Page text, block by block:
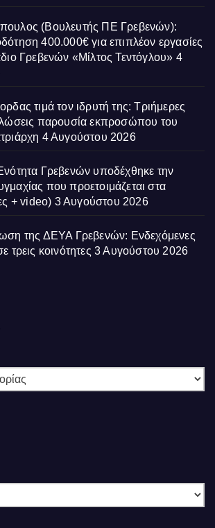
(Βουλευτής ΠΕ Γρεβενών):
400.000€ για επιπλέον εργασίες
Γρεβενών «Μίλτος Τεντόγλου» 4
τιμά τον ιδρυτή της: Τριήμερες
παρουσία εκπροσώπου του
4 Αυγούστου 2026
Γρεβενών υποδέχθηκε την
που προετοιμάζεται στα
+ video) 3 Αυγούστου 2026
της ΔΕΥΑ Γρεβενών: Ενδεχόμενες
τρεις κοινότητες 3 Αυγούστου 2026